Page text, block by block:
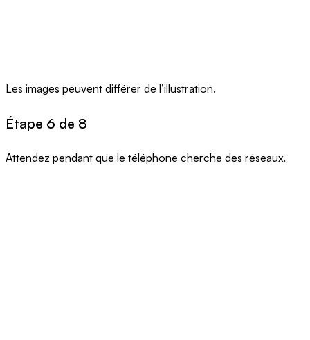
Les images peuvent différer de l’illustration.
Étape 6 de 8
Attendez pendant que le téléphone cherche des réseaux.